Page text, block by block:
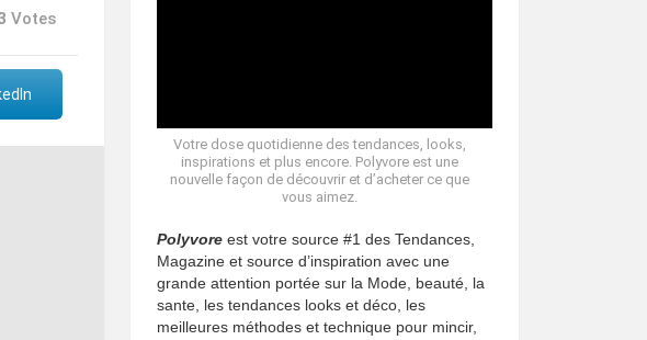
Votes
Votre dose quotidienne des tendances, looks,
inspirations et plus encore. Polyvore est une
nouvelle façon de découvrir et d’acheter ce que
vous aimez.
Polyvore est votre source #1 des Tendances,
Magazine et source d’inspiration avec une
grande attention portée sur la Mode, beauté, la
sante, les tendances looks et déco, les
meilleures méthodes et technique pour mincir,